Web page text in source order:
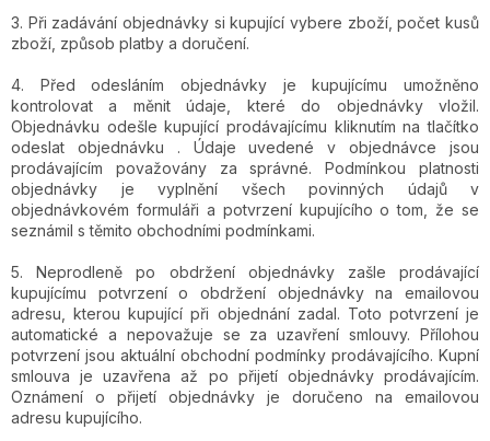
3. Při zadávání objednávky si kupující vybere zboží, počet kusů
zboží, způsob platby a doručení.
4. Před odesláním objednávky je kupujícímu umožněno
kontrolovat a měnit údaje, které do objednávky vložil.
Objednávku odešle kupující prodávajícímu kliknutím na tlačítko
odeslat objednávku . Údaje uvedené v objednávce jsou
prodávajícím považovány za správné. Podmínkou platnosti
objednávky je vyplnění všech povinných údajů v
objednávkovém formuláři a potvrzení kupujícího o tom, že se
seznámil s těmito obchodními podmínkami.
5. Neprodleně po obdržení objednávky zašle prodávající
kupujícímu potvrzení o obdržení objednávky na emailovou
adresu, kterou kupující při objednání zadal. Toto potvrzení je
automatické a nepovažuje se za uzavření smlouvy. Přílohou
potvrzení jsou aktuální obchodní podmínky prodávajícího. Kupní
smlouva je uzavřena až po přijetí objednávky prodávajícím.
Oznámení o přijetí objednávky je doručeno na emailovou
adresu kupujícího.